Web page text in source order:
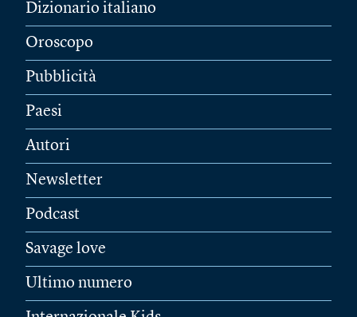
Dizionario italiano
Oroscopo
Pubblicità
Paesi
Autori
Newsletter
Podcast
Savage love
Ultimo numero